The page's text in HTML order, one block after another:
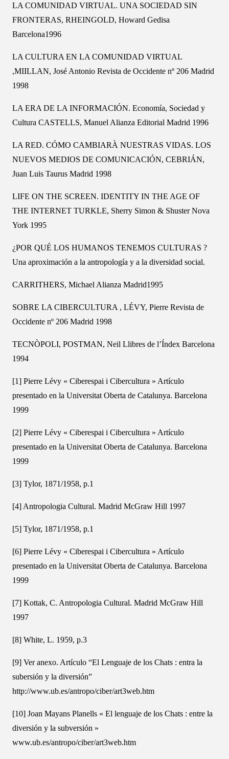
LA COMUNIDAD VIRTUAL. UNA SOCIEDAD SIN
FRONTERAS, RHEINGOLD, Howard Gedisa
Barcelona1996
LA CULTURA EN LA COMUNIDAD VIRTUAL
,MIILLAN, José Antonio Revista de Occidente nº 206 Madrid
1998
LA ERA DE LA INFORMACIÓN. Economía, Sociedad y
Cultura CASTELLS, Manuel Alianza Editorial Madrid 1996
LA RED. CÓMO CAMBIARÀ NUESTRAS VIDAS. LOS
NUEVOS MEDIOS DE COMUNICACIÓN, CEBRIÁN,
Juan Luis Taurus Madrid 1998
LIFE ON THE SCREEN. IDENTITY IN THE AGE OF
THE INTERNET TURKLE, Sherry Simon & Shuster Nova
York 1995
¿POR QUÉ LOS HUMANOS TENEMOS CULTURAS ?
Una aproximación a la antropología y a la diversidad social.
CARRITHERS, Michael Alianza Madrid1995
SOBRE LA CIBERCULTURA , LÉVY, Pierre Revista de
Occidente nº 206 Madrid 1998
TECNÒPOLI, POSTMAN, Neil Llibres de l’Índex Barcelona
1994
[1] Pierre Lévy « Ciberespai i Cibercultura » Artículo
presentado en la Universitat Oberta de Catalunya. Barcelona
1999
[2] Pierre Lévy « Ciberespai i Cibercultura » Artículo
presentado en la Universitat Oberta de Catalunya. Barcelona
1999
[3] Tylor, 1871/1958, p.1
[4] Antropologia Cultural. Madrid McGraw Hill 1997
[5] Tylor, 1871/1958, p.1
[6] Pierre Lévy « Ciberespai i Cibercultura » Artículo
presentado en la Universitat Oberta de Catalunya. Barcelona
1999
[7] Kottak, C. Antropologia Cultural. Madrid McGraw Hill
1997
[8] White, L. 1959, p.3
[9] Ver anexo. Artículo “El Lenguaje de los Chats : entra la
subersión y la diversión”
http://www.ub.es/antropo/ciber/art3web.htm
[10] Joan Mayans Planells « El lenguaje de los Chats : entre la
diversión y la subversión »
www.ub.es/antropo/ciber/art3web.htm